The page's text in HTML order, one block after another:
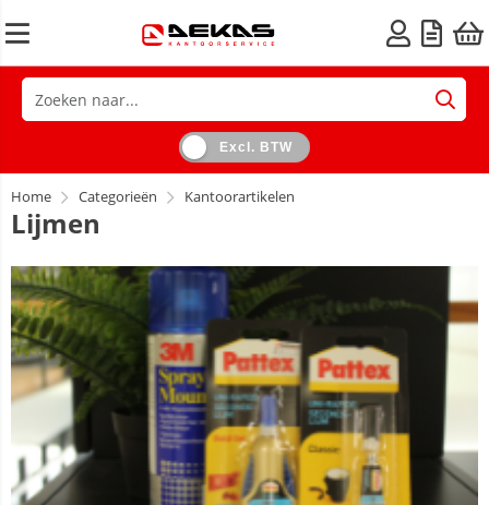
Excl. BTW
Home Categorieën Kantoorartikelen
Lijmen